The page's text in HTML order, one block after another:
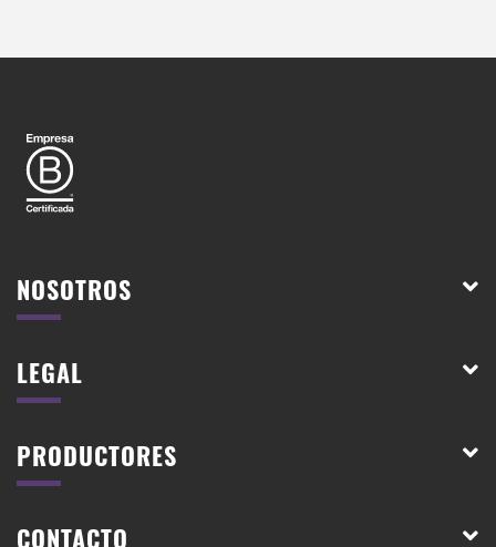
NOSOTROS
LEGAL
PRODUCTORES
CONTACTO